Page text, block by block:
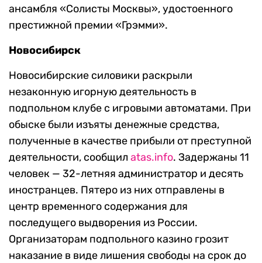
ансамбля «Солисты Москвы», удостоенного
престижной премии «Грэмми».
Новосибирск
Новосибирские силовики раскрыли
незаконную игорную деятельность в
подпольном клубе с игровыми автоматами. При
обыске были изъяты денежные средства,
полученные в качестве прибыли от преступной
деятельности, сообщил atas.info. Задержаны 11
человек — 32-летняя администратор и десять
иностранцев. Пятеро из них отправлены в
центр временного содержания для
последущего выдворения из России.
Организаторам подпольного казино грозит
наказание в виде лишения свободы на срок до